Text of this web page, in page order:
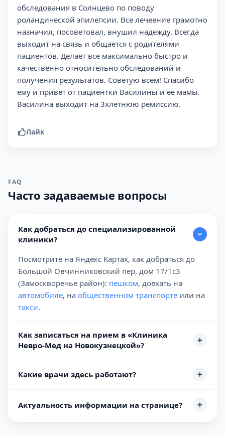
обследования в Солнцево по поводу
роландической эпилепсии. Все лечеение грамотно
назначил, посоветовал, внушил надежду. Всегда
выходит на связь и общается с родителями
пациентов. Делает все максимально быстро и
качественно относительно обследований и
получения результатов. Советую всем! Спасибо
ему и привет от пациентки Василины и ее мамы.
Василина выходит на 3хлетнюю ремиссию.
Лайк
FAQ
Часто задаваемые вопросы
Как добраться до специализированной
клиники?
Посмотрите на Яндекс Картах, как добраться до
Большой Овчинниковский пер, дом 17/1с3
(Замоскворечье район): пешком, доехать на
автомобиле, на общественном транспорте или на
такси.
Как записаться на прием в «Клиника
Невро-Мед на Новокузнецкой»?
Какие врачи здесь работают?
Актуальность информации на странице?